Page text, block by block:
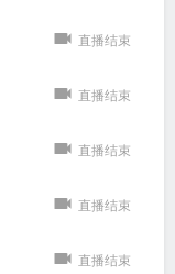
直播结束
直播结束
直播结束
直播结束
直播结束